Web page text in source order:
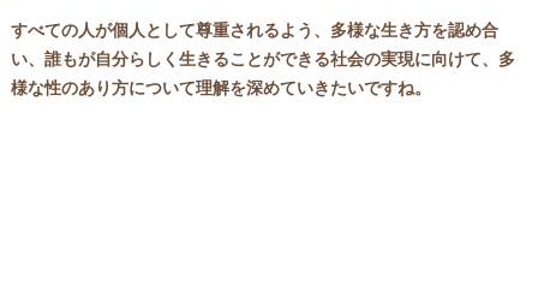
すべての人が個人として尊重されるよう、多様な生き方を認め合
い、誰もが自分らしく生きることができる社会の実現に向けて、多
様な性のあり方について理解を深めていきたいですね。